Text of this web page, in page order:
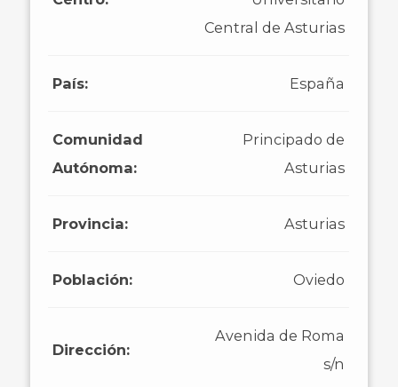
Central de Asturias
País: España
Comunidad
Autónoma:
Principado de
Asturias
Provincia: Asturias
Población: Oviedo
Dirección:
Avenida de Roma
s/n